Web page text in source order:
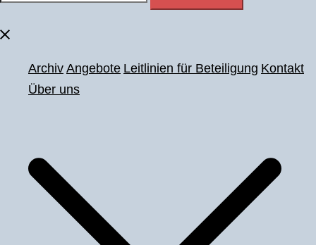
Menü
Archiv Angebote Leitlinien für Beteiligung Kontakt
Über uns